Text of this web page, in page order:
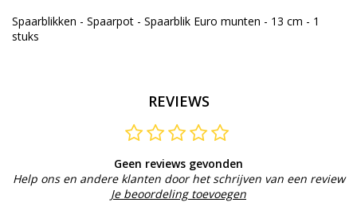
Spaarblikken - Spaarpot - Spaarblik Euro munten - 13 cm - 1
stuks
REVIEWS
Geen reviews gevonden
Help ons en andere klanten door het schrijven van een review
Je beoordeling toevoegen